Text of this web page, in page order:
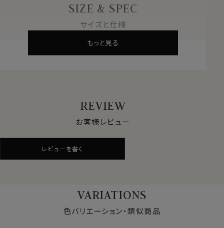
●歴史とデザイン
200年の織物資料をもとに、時代に合ったデザインを提
他ブランドからのデザイン依頼も多く、優れた品質が世界
的に認められています。
イドインジャパンの逸品です。
熟練の職人が手を加えたネクタイは随一の美しさです。
たの胸元を引き立てます。
ビジネスからカジュアルまで幅広く活躍。
SIZE & SPEC
サイズと仕様
もっと見る
REVIEW
お客様レビュー
レビューを書く
VARIATIONS
色バリエーション・類似商品